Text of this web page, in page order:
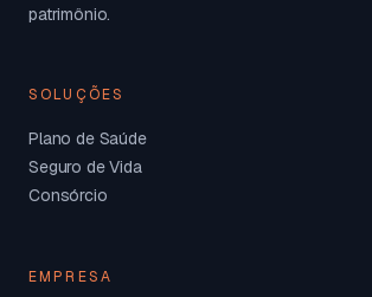
patrimônio.
SOLUÇÕES
Plano de Saúde
Seguro de Vida
Consórcio
EMPRESA